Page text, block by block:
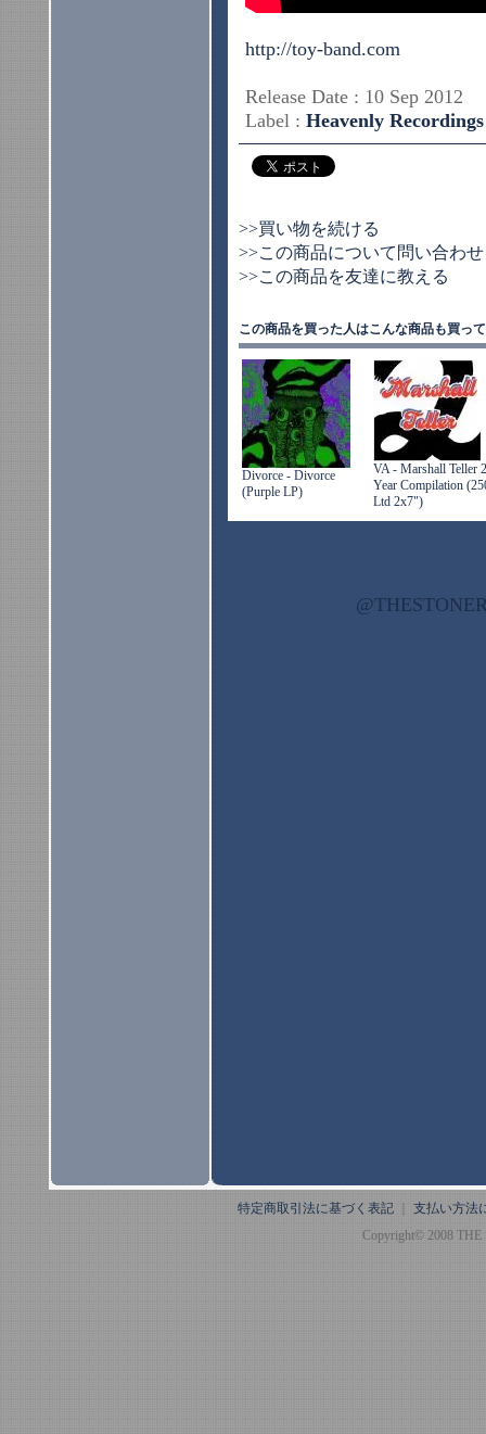
http://toy-band.com
Release Date : 10 Sep
Label : Heavenly Recordings
>>買い物を続ける
>>この商品について問い合わ
>>この商品を友達に教える
この商品を買った人はこんな商品も買っ
Divorce - Divorce
(Purple LP)
VA - Marshall Teller 2
Year Compilation
Ltd 2x7")
特定商取引法に基づく表記
支払い方法
Copyright© 2008 THE